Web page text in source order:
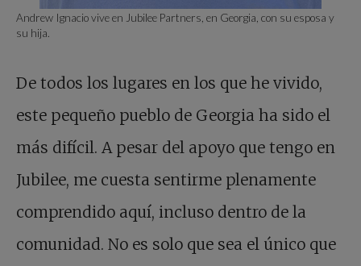
Andrew Ignacio vive en Jubilee Partners, en Georgia, con su esposa y
su hija.
De todos los lugares en los que he vivido,
este pequeño pueblo de Georgia ha sido el
más difícil. A pesar del apoyo que tengo en
Jubilee, me cuesta sentirme plenamente
comprendido aquí, incluso dentro de la
comunidad. No es solo que sea el único que